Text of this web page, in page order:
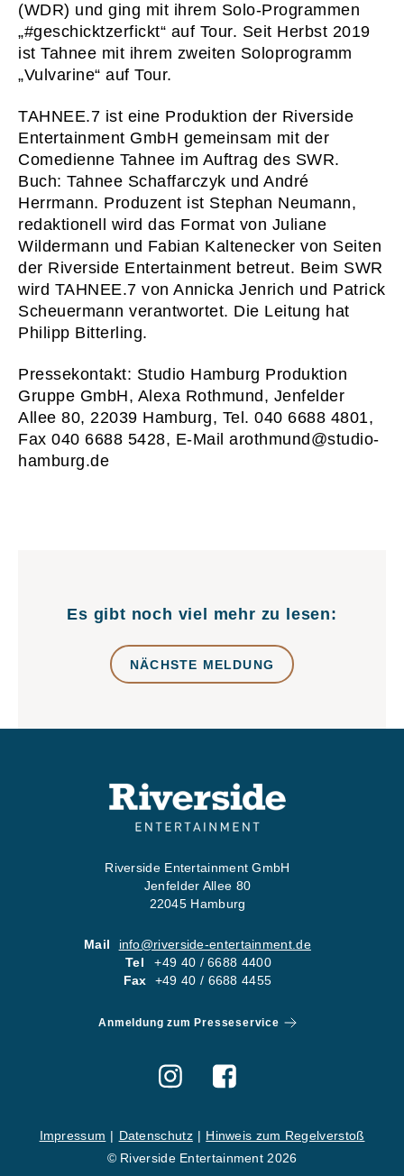
(WDR) und ging mit ihrem Solo-Programmen
„#geschicktzerfickt“ auf Tour. Seit Herbst 2019
ist Tahnee mit ihrem zweiten Soloprogramm
„Vulvarine“ auf Tour.
TAHNEE.7 ist eine Produktion der Riverside
Entertainment GmbH gemeinsam mit der
Comedienne Tahnee im Auftrag des SWR.
Buch: Tahnee Schaffarczyk und André
Herrmann. Produzent ist Stephan Neumann,
redaktionell wird das Format von Juliane
Wildermann und Fabian Kaltenecker von Seiten
der Riverside Entertainment betreut. Beim SWR
wird TAHNEE.7 von Annicka Jenrich und Patrick
Scheuermann verantwortet. Die Leitung hat
Philipp Bitterling.
Pressekontakt: Studio Hamburg Produktion
Gruppe GmbH, Alexa Rothmund, Jenfelder
Allee 80, 22039 Hamburg, Tel. 040 6688 4801,
Fax 040 6688 5428, E-Mail arothmund@studio-
hamburg.de
Es gibt noch viel mehr zu lesen:
NÄCHSTE MELDUNG
Riverside Entertainment GmbH
Jenfelder Allee 80
22045 Hamburg
Mail
info@riverside-entertainment.de
Tel
+49 40 / 6688 4400
Fax
+49 40 / 6688 4455
Anmeldung zum Presseservice
Impressum Datenschutz
Hinweis zum Regelverstoß
© Riverside Entertainment 2026
04
05
Newsletter
Hinweise zum